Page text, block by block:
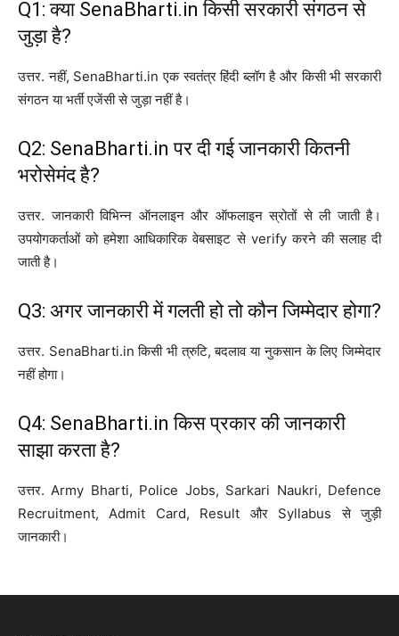
Q1: क्या SenaBharti.in किसी सरकारी संगठन से
जुड़ा है?
उत्तर. नहीं, SenaBharti.in एक स्वतंत्र हिंदी ब्लॉग है और किसी भी सरकारी
संगठन या भर्ती एजेंसी से जुड़ा नहीं है।
Q2: SenaBharti.in पर दी गई जानकारी कितनी
भरोसेमंद है?
उत्तर. जानकारी विभिन्न ऑनलाइन और ऑफलाइन स्रोतों से ली जाती है।
उपयोगकर्ताओं को हमेशा आधिकारिक वेबसाइट से verify करने की सलाह दी
जाती है।
Q3: अगर जानकारी में गलती हो तो कौन जिम्मेदार होगा?
उत्तर. SenaBharti.in किसी भी त्रुटि, बदलाव या नुकसान के लिए जिम्मेदार
नहीं होगा।
Q4: SenaBharti.in किस प्रकार की जानकारी
साझा करता है?
उत्तर. Army Bharti, Police Jobs, Sarkari Naukri, Defence
Recruitment, Admit Card, Result और Syllabus से जुड़ी
जानकारी।